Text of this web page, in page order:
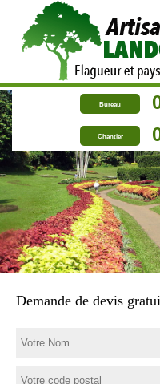
Bureau
Chantier
Demande de devis